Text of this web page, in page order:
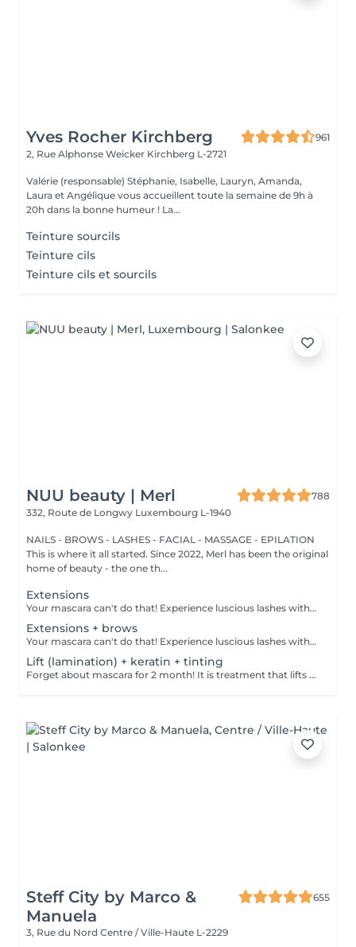
Yves Rocher Kirchberg
961
2, Rue Alphonse Weicker Kirchberg L-2721
Valérie (responsable) Stéphanie, Isabelle, Lauryn, Amanda,
Laura et Angélique vous accueillent toute la semaine de 9h à
20h dans la bonne humeur ! La...
Teinture sourcils
Teinture cils
Teinture cils et sourcils
NUU beauty | Merl
788
332, Route de Longwy Luxembourg L-1940
NAILS - BROWS - LASHES - FACIAL - MASSAGE - EPILATION
This is where it all started. Since 2022, Merl has been the original
home of beauty - the one th...
Extensions
Your mascara can't do that! Experience luscious lashes with our professional lash extensions. Each artificial lash is expertly applied to your natural lashes, creating a fuller, longer, and darker look. Volume options: choose from 1D to 5D for the perfect fullness. Personalised choices: discuss your preferences for curves and colours with our expert. What to expect: - eye area is cleaned - tape and patches protect the skin - extensions are applied to your natural lashes - lashes are dried for a secure hold - tape and patches are removed Post-care: avoid wetting lashes for 24 hours. Frequency: schedule every 3-4 weeks.
Extensions + brows
Your mascara can't do that! Experience luscious lashes with our professional lash extensions. Each artificial lash is expertly applied to your natural lashes, creating a fuller, longer, and darker look. Volume options: choose from 1D to 5D for the perfect fullness. Personalised choices: discuss your preferences for curves and colours with our expert. Comfort focused: extensions are applied one eye at a time, with breaks as needed during the 2-hour process. What to expect: - eye area is cleaned - tape and patches protect the skin - extensions are applied to your natural lashes - lashes are dried for a secure hold - tape and patches are removed Post-care: avoid wetting lashes for 24 hours. Frequency: schedule every 3-4 weeks.
Lift (lamination) + keratin + tinting
Forget about mascara for 2 month! It is treatment that lifts and curls your natural lashes to make them look longer and give them an attractive shape that will open up your eyes. How is lash lamination done? - lashes are washed - eye pad is placed - silicone rods are placed - perming solution is applied - lifting solution is applied - noutralizing solution is applied - henna or paint is applied - keratin is applied - lashes are washed - silicone rods are removed Age restrictions: recommended to do from 14 years. Post procedure recommendations: do not wash eyelashes 24 hours after the procedure. Frequency: once in 4-6 weeks.
Steff City by Marco &
Manuela
655
3, Rue du Nord Centre / Ville-Haute L-2229